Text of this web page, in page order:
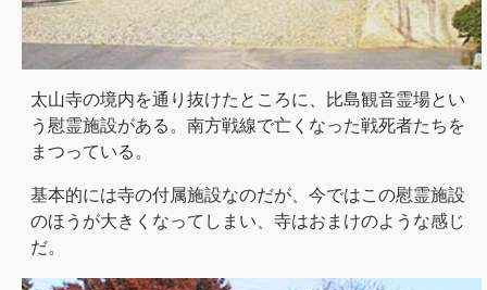
太山寺の境内を通り抜けたところに、比島観音霊場とい
う慰霊施設がある。南方戦線で亡くなった戦死者たちを
まつっている。
基本的には寺の付属施設なのだが、今ではこの慰霊施設
のほうが大きくなってしまい、寺はおまけのような感じ
だ。